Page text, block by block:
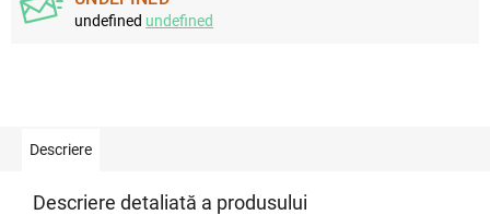
undefined undefined
Descriere
Descriere detaliată a produsului